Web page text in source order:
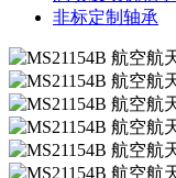
非标定制轴承